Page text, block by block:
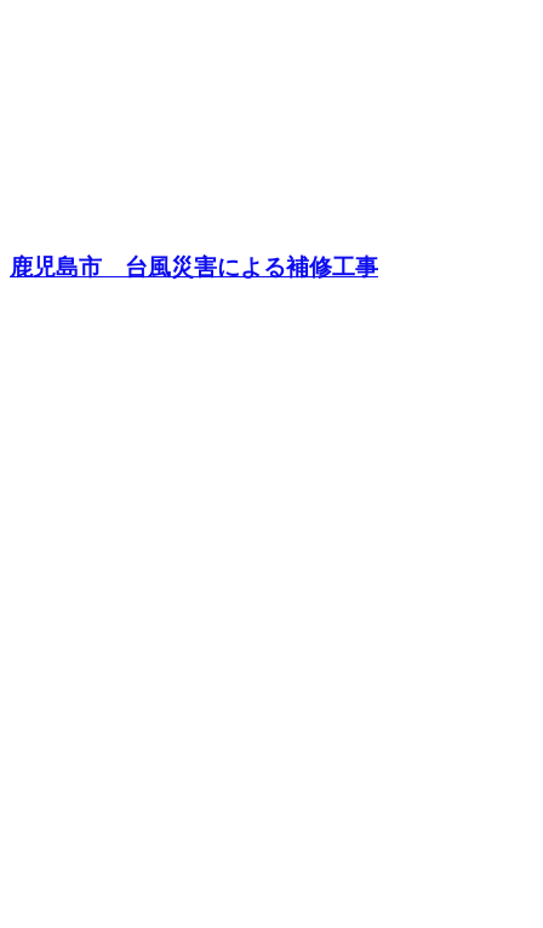
鹿児島市 台風災害による補修工事